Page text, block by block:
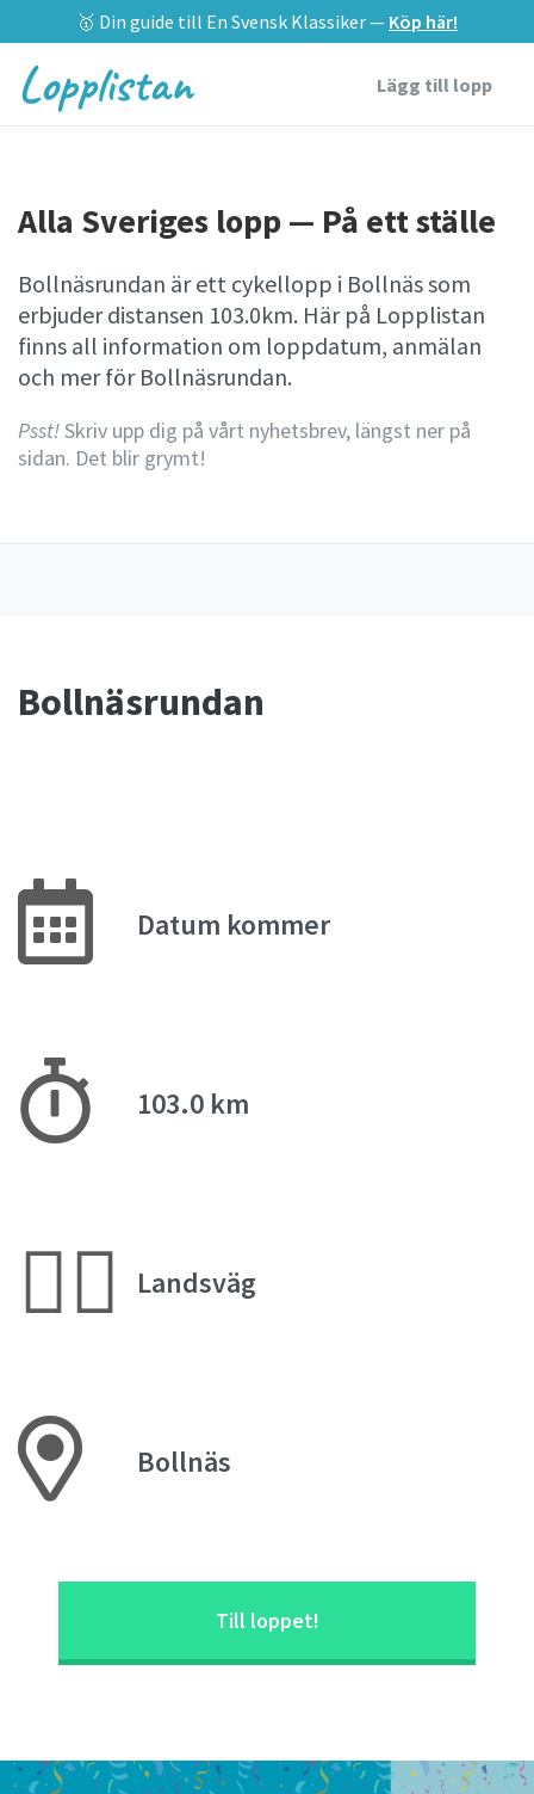
🥇 Din guide till En Svensk Klassiker — Köp här!
Lopplistan Lägg till lopp
Alla Sveriges lopp — På ett ställe
Bollnäsrundan är ett cykellopp i Bollnäs som
erbjuder distansen 103.0km. Här på Lopplistan
finns all information om loppdatum, anmälan
och mer för Bollnäsrundan.
Psst!Skriv upp dig på vårt nyhetsbrev, längst ner på
sidan. Det blir grymt!
Bollnäsrundan
Datum kommer
103.0 km
🚴‍♂️ Landsväg
Bollnäs
Till loppet!